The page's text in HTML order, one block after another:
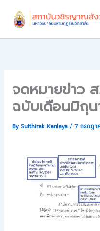
content
จดหมายข่าว
ฉบับเดือนมิถุ
BySutthirak Kanlaya / 7 กรกฎ